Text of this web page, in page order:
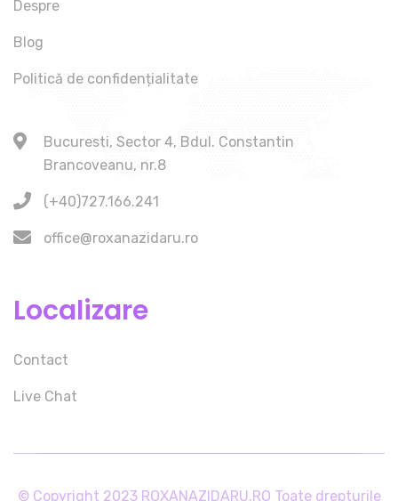
Despre
Blog
Politică de confidențialitate
Bucuresti, Sector 4, Bdul. Constantin
Brancoveanu, nr.8
(+40)727.166.241
office@roxanazidaru.ro
Localizare
Contact
Live Chat
© Copyright 2023 ROXANAZIDARU.RO Toate drepturile